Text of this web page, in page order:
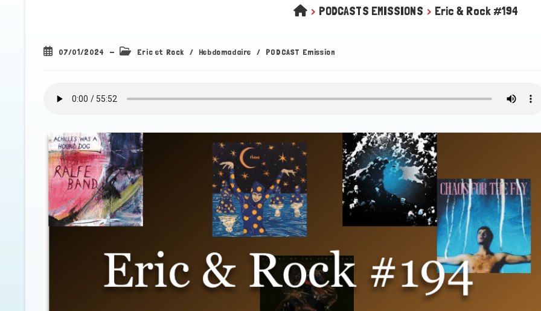
> PODCASTS EMISSIONS > Eric & Rock #194
Publication
07/01/2024
Post Eric et Rock / Hebdomadaire / PODCAST Emission